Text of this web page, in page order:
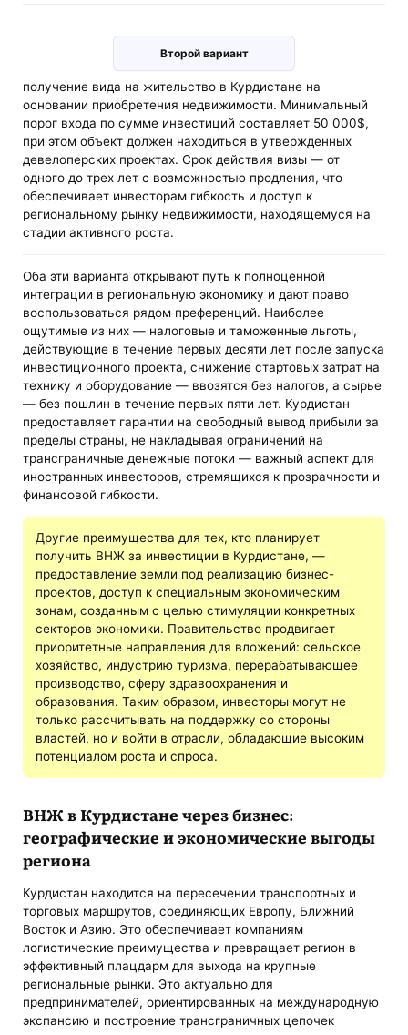
Второй вариант
получение вида на жительство в Курдистане на
основании приобретения недвижимости. Минимальный
порог входа по сумме инвестиций составляет 50 000$,
при этом объект должен находиться в утвержденных
девелоперских проектах. Срок действия визы — от
одного до трех лет с возможностью продления, что
обеспечивает инвесторам гибкость и доступ к
региональному рынку недвижимости, находящемуся на
стадии активного роста.
Оба эти варианта открывают путь к полноценной
интеграции в региональную экономику и дают право
воспользоваться рядом преференций. Наиболее
ощутимые из них — налоговые и таможенные льготы,
действующие в течение первых десяти лет после запуска
инвестиционного проекта, снижение стартовых затрат на
технику и оборудование — ввозятся без налогов, а сырье
— без пошлин в течение первых пяти лет. Курдистан
предоставляет гарантии на свободный вывод прибыли за
пределы страны, не накладывая ограничений на
трансграничные денежные потоки — важный аспект для
иностранных инвесторов, стремящихся к прозрачности и
финансовой гибкости.
Другие преимущества для тех, кто планирует
получить ВНЖ за инвестиции в Курдистане, —
предоставление земли под реализацию бизнес-
проектов, доступ к специальным экономическим
зонам, созданным с целью стимуляции конкретных
секторов экономики. Правительство продвигает
приоритетные направления для вложений: сельское
хозяйство, индустрию туризма, перерабатывающее
производство, сферу здравоохранения и
образования. Таким образом, инвесторы могут не
только рассчитывать на поддержку со стороны
властей, но и войти в отрасли, обладающие высоким
потенциалом роста и спроса.
ВНЖ в Курдистане через бизнес:
географические и экономические выгоды
региона
Курдистан находится на пересечении транспортных и
торговых маршрутов, соединяющих Европу, Ближний
Восток и Азию. Это обеспечивает компаниям
логистические преимущества и превращает регион в
эффективный плацдарм для выхода на крупные
региональные рынки. Это актуально для
предпринимателей, ориентированных на международную
экспансию и построение трансграничных цепочек